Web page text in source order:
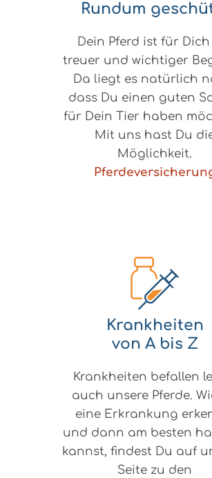
Rundum
Dein Pferd ist für
treuer und wichtiger
Da liegt es natürlich
dass Du einen guten
für Dein Tier haben
Mit uns hast Du
Möglichkeit.
Krankheiten
von A bis Z
Krankheiten befallen
auch unsere Pferde.
eine Erkrankung
und dann am besten
kannst, findest Du auf
Seite zu den